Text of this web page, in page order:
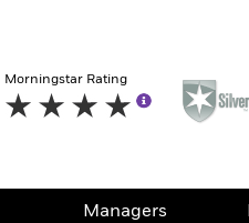
Morningstar Rating
Managers